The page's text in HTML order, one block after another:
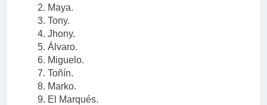
Maya.
Tony.
Jhony.
Álvaro.
Miguelo.
Toñín.
Marko.
El Marqués.